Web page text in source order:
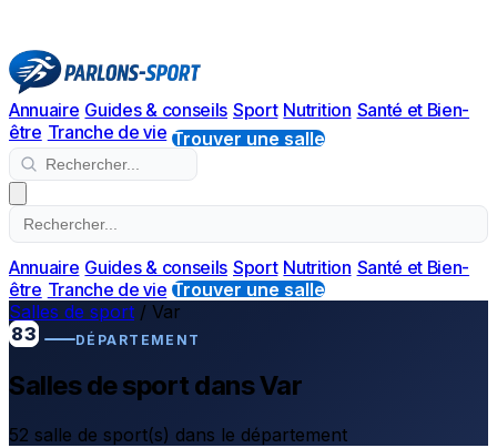
Annuaire Guides & conseils Sport Nutrition Santé et Bien-
être Tranche de vie Trouver une salle
Annuaire Guides & conseils Sport Nutrition Santé et Bien-
être Tranche de vie Trouver une salle
Salles de sport / Var
83
DÉPARTEMENT
Salles de sport dans Var
52 salle de sport(s) dans le département